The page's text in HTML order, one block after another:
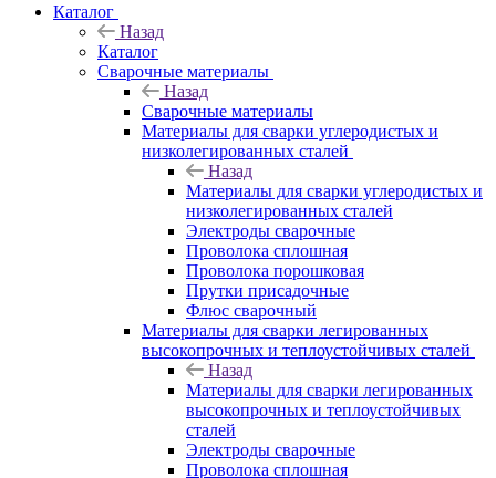
Каталог
Назад
Каталог
Сварочные материалы
Назад
Сварочные материалы
Материалы для сварки углеродистых и
низколегированных сталей
Назад
Материалы для сварки углеродистых и
низколегированных сталей
Электроды сварочные
Проволока сплошная
Проволока порошковая
Прутки присадочные
Флюс сварочный
Материалы для сварки легированных
высокопрочных и теплоустойчивых сталей
Назад
Материалы для сварки легированных
высокопрочных и теплоустойчивых
сталей
Электроды сварочные
Проволока сплошная